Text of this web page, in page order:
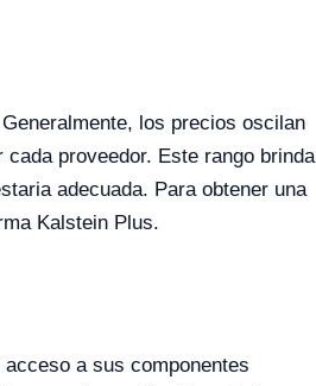
los precios oscilan
proveedor. Este rango brinda
adecuada. Para obtener una
Kalstein Plus.
a sus componentes